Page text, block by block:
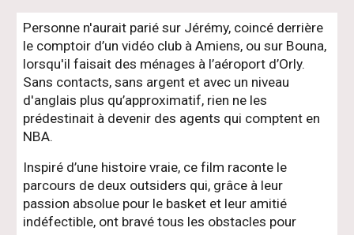
Personne n'aurait parié sur Jérémy, coincé derrière
le comptoir d’un vidéo club à Amiens, ou sur Bouna,
lorsqu'il faisait des ménages à l’aéroport d’Orly.
Sans contacts, sans argent et avec un niveau
d'anglais plus qu’approximatif, rien ne les
prédestinait à devenir des agents qui comptent en
NBA.
Inspiré d’une histoire vraie, ce film raconte le
parcours de deux outsiders qui, grâce à leur
passion absolue pour le basket et leur amitié
indéfectible, ont bravé tous les obstacles pour